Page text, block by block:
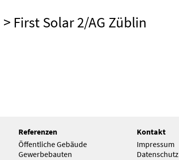
> First Solar 2/AG Züblin
Referenzen
Öffentliche Gebäude
Gewerbebauten
Kontakt
Impressum
Datenschutz